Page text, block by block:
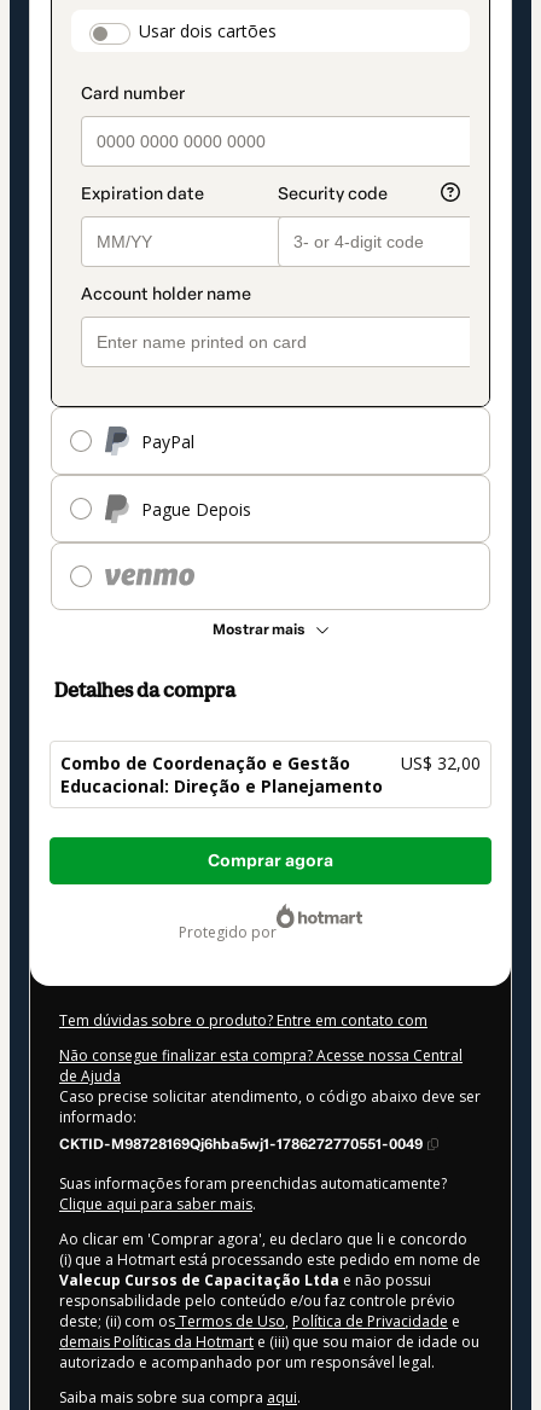
payment_data.section_title_v2
Usar dois cartões
PayPal
Pague Depois
Mostrar mais
Detalhes da compra
Combo de Coordenação e Gestão
Educacional: Direção e Planejamento
US$ 32,00
Total
Comprar agora
protegido por
Tem dúvidas sobre o produto? Entre em contato com
Não consegue finalizar esta compra? Acesse nossa Central
de Ajuda
Caso precise solicitar atendimento, o código abaixo deve ser
informado:
CKTID-M98728169Qj6hba5wj1-1786272770551-0049
Suas informações foram preenchidas automaticamente?
Clique aqui para saber mais.
Ao clicar em 'Comprar agora', eu declaro que li e concordo
(i) que a Hotmart está processando este pedido em nome de
Valecup Cursos de Capacitação Ltda e não possui
responsabilidade pelo conteúdo e/ou faz controle prévio
deste; (ii) com osTermos de Uso, Política de Privacidade e
demais Políticas da Hotmart e (iii) que sou maior de idade ou
autorizado e acompanhado por um responsável legal.
Saiba mais sobre sua compra aqui.